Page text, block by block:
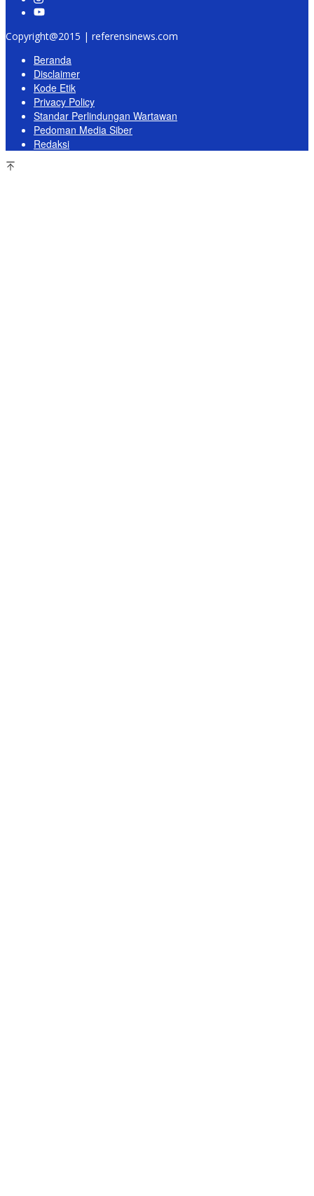
Copyright@2015 | referensinews.com
Beranda
Disclaimer
Kode Etik
Privacy Policy
Standar Perlindungan Wartawan
Pedoman Media Siber
Redaksi